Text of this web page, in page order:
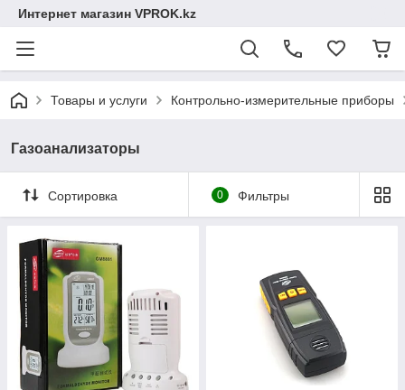
Интернет магазин VPROK.kz
Товары и услуги Контрольно-измерительные приборы
Газоанализаторы
Сортировка 0 Фильтры